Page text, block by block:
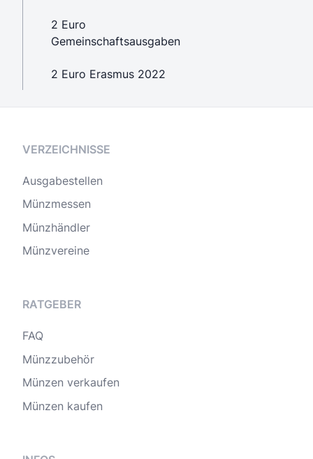
2 Euro
Gemeinschaftsausgaben
2 Euro Erasmus 2022
VERZEICHNISSE
Ausgabestellen
Münzmessen
Münzhändler
Münzvereine
RATGEBER
FAQ
Münzzubehör
Münzen verkaufen
Münzen kaufen